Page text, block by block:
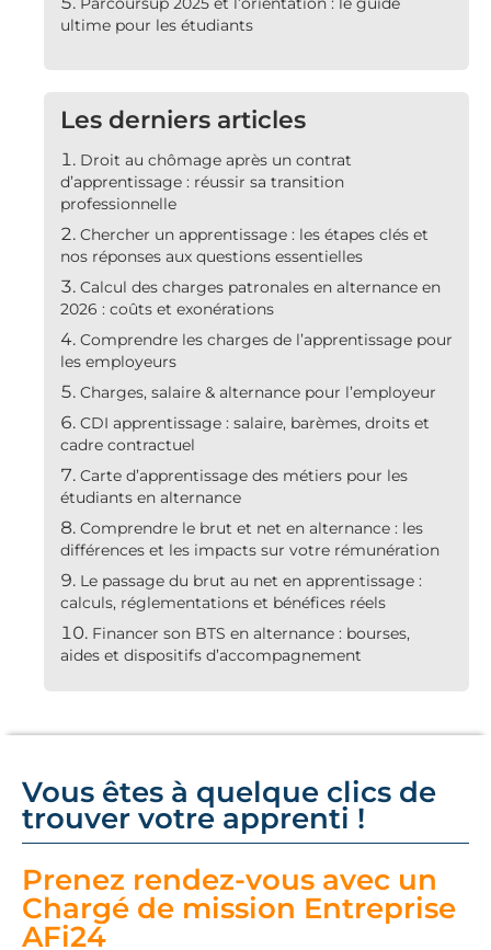
ultime pour les étudiants
Les derniers articles
Droit au chômage après un contrat
d’apprentissage : réussir sa transition
professionnelle
Chercher un apprentissage : les étapes clés et
nos réponses aux questions essentielles
Calcul des charges patronales en alternance en
2026 : coûts et exonérations
Comprendre les charges de l’apprentissage pour
les employeurs
Charges, salaire & alternance pour l’employeur
CDI apprentissage : salaire, barèmes, droits et
cadre contractuel
Carte d’apprentissage des métiers pour les
étudiants en alternance
Comprendre le brut et net en alternance : les
différences et les impacts sur votre rémunération
Le passage du brut au net en apprentissage :
calculs, réglementations et bénéfices réels
Financer son BTS en alternance : bourses,
aides et dispositifs d’accompagnement
Vous êtes à quelque clics de
trouver votre apprenti !
Prenez rendez-vous avec un
Chargé de mission Entreprise
AFi24